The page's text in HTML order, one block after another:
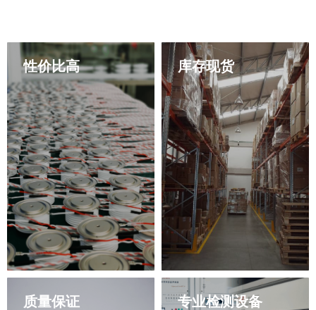
性价比高
质量保证 专业检测设备
库存现货